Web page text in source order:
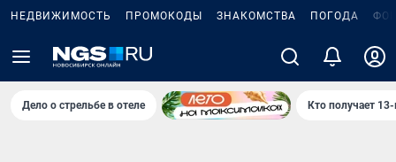
НЕДВИЖИМОСТЬ ПРОМОКОДЫ ЗНАКОМСТВА ПОГОДА
Дело о стрельбе в отеле Кто получает